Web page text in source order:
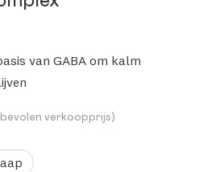
van GABA om kalm
verkoopprijs)